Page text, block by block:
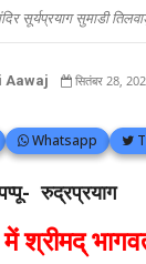
सूर्यप्रयाग सुमाडी
Aawaj सितंबर 28,
Whatsapp
रुद्रप्रयाग
में श्रीमद्